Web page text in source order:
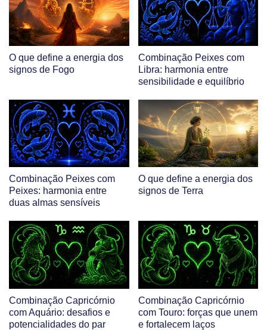
O que define a energia dos
signos de Fogo
Combinação Peixes com
Libra: harmonia entre
sensibilidade e equilíbrio
Combinação Peixes com
Peixes: harmonia entre
duas almas sensíveis
O que define a energia dos
signos de Terra
Combinação Capricórnio
com Aquário: desafios e
potencialidades do par
Combinação Capricórnio
com Touro: forças que unem
e fortalecem laços